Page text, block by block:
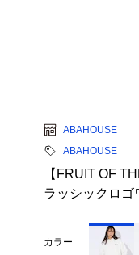
ABAHOUSE
ABAHOUSE
【FRUIT OF
ラッシックロゴ
カラー